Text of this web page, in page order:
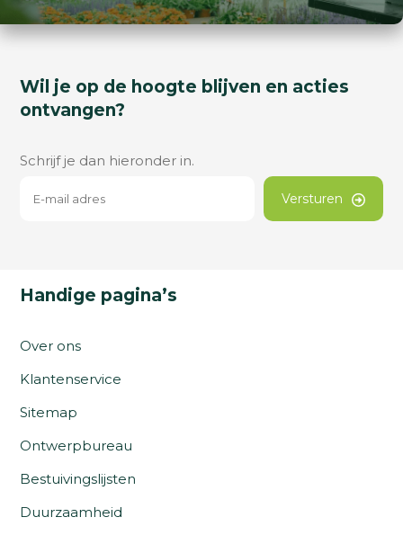
Wil je op de hoogte blijven en acties
ontvangen?
Schrijf je dan hieronder in.
Versturen
Handige pagina’s
Over ons
Klantenservice
Sitemap
Ontwerpbureau
Bestuivingslijsten
Duurzaamheid